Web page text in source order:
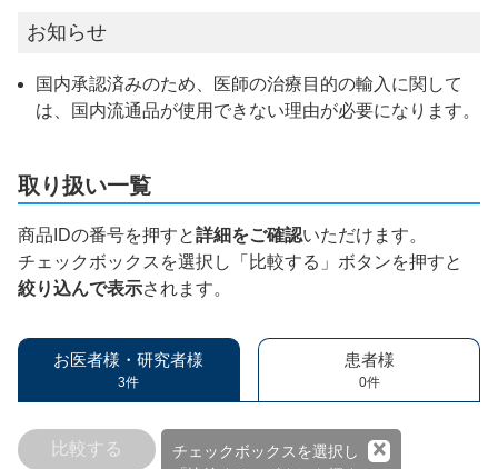
お知らせ
国内承認済みのため、医師の治療目的の輸入に関して
は、国内流通品が使用できない理由が必要になります。
取り扱い一覧
商品IDの番号を押すと詳細をご確認いただけます。
チェックボックスを選択し「比較する」ボタンを押すと
絞り込んで表示されます。
お医者様・研究者様
3件
患者様
0件
チェックボックスを選択し
×
比較する